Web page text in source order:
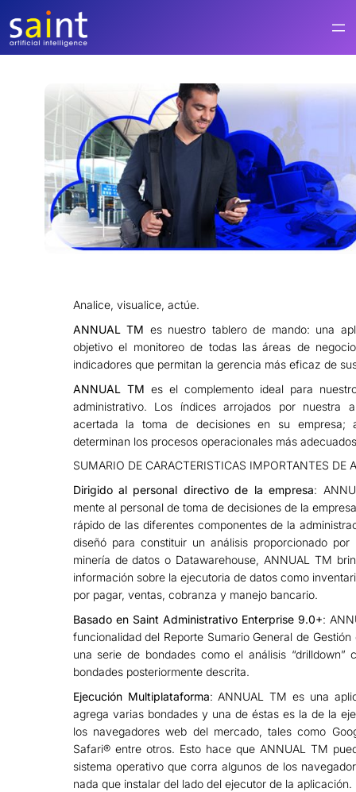
contenido
Analice, visualice, actúe.
ANNUAL TM es nuestro tablero de mando: una
objetivo el monitoreo de todas las áreas de
indicadores que permitan la gerencia más eficaz de
ANNUAL TM es el complemento ideal para
administrativo. Los índices arrojados por nuestra
acertada la toma de decisiones en su empresa;
determinan los procesos operacionales más
SUMARIO DE CARACTERISTICAS IMPORTANTES DE
Dirigido al personal directivo de la empresa:
mente al personal de toma de decisiones de la
rápido de las diferentes componentes de la
diseñó para constituir un análisis proporcionado por
minería de datos o Datawarehouse, ANNUAL TM
información sobre la ejecutoria de datos como
por pagar, ventas, cobranza y manejo bancario.
Basado en Saint Administrativo Enterprise 9.0+:
funcionalidad del Reporte Sumario General de
una serie de bondades como el análisis
bondades posteriormente descrita.
Ejecución Multiplataforma: ANNUAL TM es una
agrega varias bondades y una de éstas es la de la
los navegadores web del mercado, tales como
Safari® entre otros. Esto hace que ANNUAL TM
sistema operativo que corra algunos de los
nada que instalar del lado del ejecutor de la aplicación.